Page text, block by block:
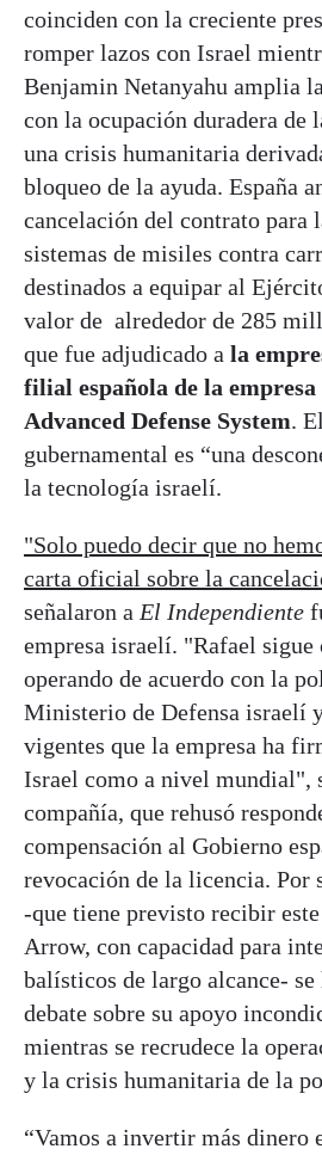
coinciden con la creciente
romper lazos con Israel
Benjamin Netanyahu amplia
con la ocupación duradera de
una crisis humanitaria
bloqueo de la ayuda. España
cancelación del contrato para
sistemas de misiles contra
destinados a equipar al
valor de alrededor de 285
que fue adjudicado a la
filial española de la
Advanced Defense System.
gubernamental es “una
la tecnología israelí.
"Solo puedo decir que no
carta oficial sobre la
señalaron a El Independiente
empresa israelí. "Rafael
operando de acuerdo con la
Ministerio de Defensa israelí
vigentes que la empresa ha
Israel como a nivel mundial",
compañía, que rehusó
compensación al Gobierno
revocación de la licencia. Por
-que tiene previsto recibir
Arrow, con capacidad para
balísticos de largo alcance-
debate sobre su apoyo
mientras se recrudece la
y la crisis humanitaria de la
“Vamos a invertir más dinero